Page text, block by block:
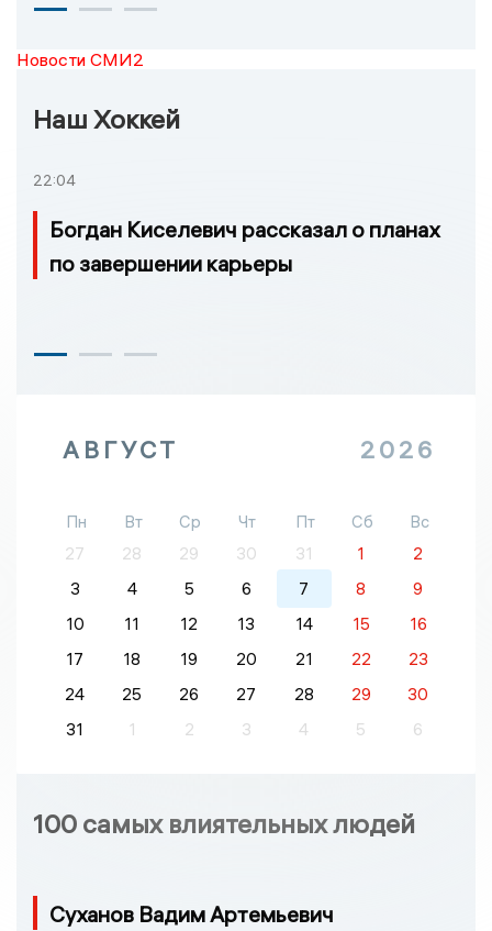
Новости СМИ2
Наш Хоккей
22:04
Богдан Киселевич рассказал о планах
по завершении карьеры
АВГУСТ 2026
Пн Вт Ср Чт Пт Сб
Вс
27
28 29 30 31 1
2
3
4 5 6 7 8
9
10
11 12 13 14 15
16
17
18 19 20 21 22
23
24
25 26 27 28 29
30
31
1 2 3 4 5 6
100 самых влиятельных людей
Суханов Вадим Артемьевич